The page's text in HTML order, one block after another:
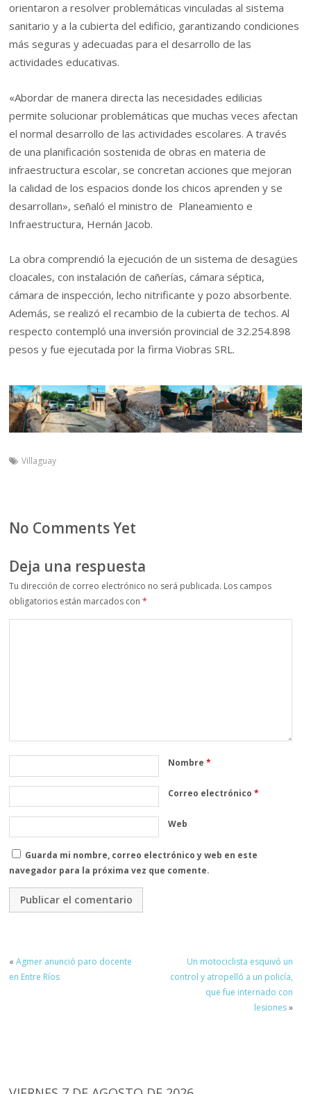
orientaron a resolver problemáticas vinculadas al sistema
sanitario y a la cubierta del edificio, garantizando condiciones
más seguras y adecuadas para el desarrollo de las
actividades educativas.
«Abordar de manera directa las necesidades edilicias
permite solucionar problemáticas que muchas veces afectan
el normal desarrollo de las actividades escolares. A través
de una planificación sostenida de obras en materia de
infraestructura escolar, se concretan acciones que mejoran
la calidad de los espacios donde los chicos aprenden y se
desarrollan», señaló el ministro de Planeamiento e
Infraestructura, Hernán Jacob.
La obra comprendió la ejecución de un sistema de desagües
cloacales, con instalación de cañerías, cámara séptica,
cámara de inspección, lecho nitrificante y pozo absorbente.
Además, se realizó el recambio de la cubierta de techos. Al
respecto contempló una inversión provincial de 32.254.898
pesos y fue ejecutada por la firma Viobras SRL.
Villaguay
No Comments Yet
Deja una respuesta
Tu dirección de correo electrónico no será publicada. Los campos
obligatorios están marcados con*
Nombre*
Correo electrónico*
Web
Guarda mi nombre, correo electrónico y web en este
navegador para la próxima vez que comente.
«Agmer anunció paro docente
en Entre Ríos
Un motociclista esquivó un
control y atropelló a un policía,
que fue internado con
lesiones»